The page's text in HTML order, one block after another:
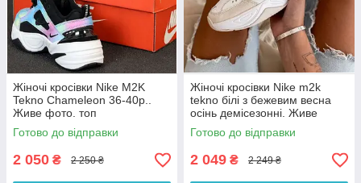
Жіночі кросівки Nike M2K
Tekno Chameleon 36-40р..
Живе фото. топ
Готово до відправки
2 050 ₴ 2 250 ₴
Жіночі кросівки Nike m2k
tekno білі з бежевим весна
осінь демісезонні. Живе
фото. топ
Готово до відправки
2 049 ₴ 2 249 ₴